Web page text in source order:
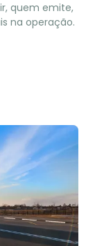
quem emite,
na operação.